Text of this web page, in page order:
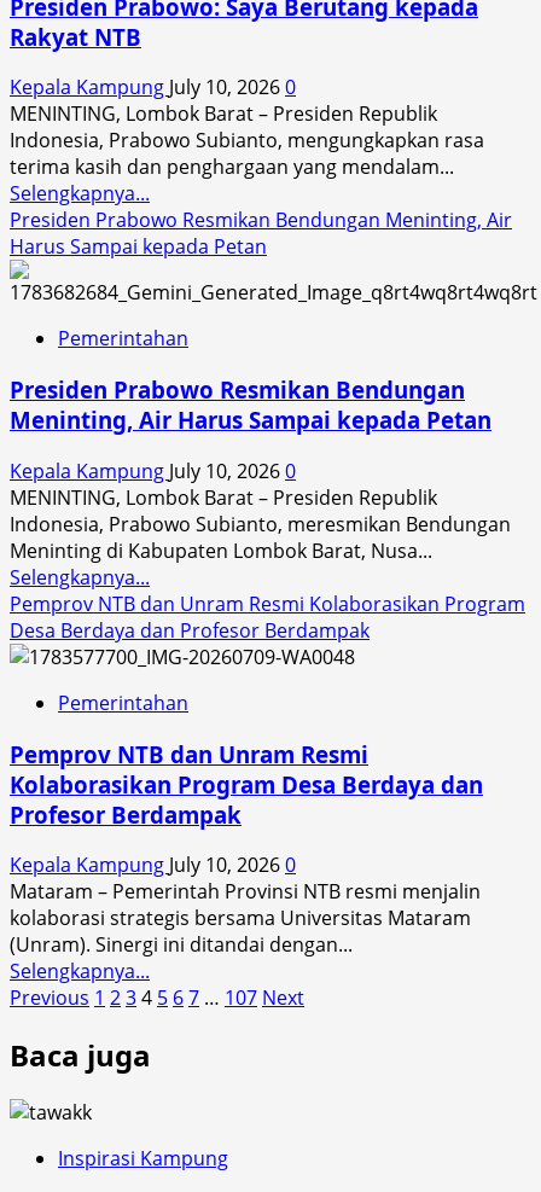
Berpihak
Presiden Prabowo: Saya Berutang kepada
Rakyat NTB
Kepala Kampung July 10, 20260
MENINTING, Lombok Barat – Presiden Republik
Indonesia, Prabowo Subianto, mengungkapkan rasa
terima kasih dan penghargaan yang mendalam...
Selengkapnya...
more
about
Prabowo:
Saya
Berutang
kepada
Rakyat
NTB
Presiden Prabowo Resmikan Bendungan Meninting, Air
Harus Sampai kepada Petan
Pemerintahan
Presiden Prabowo Resmikan Bendungan
Meninting, Air Harus Sampai kepada Petan
Kepala Kampung July 10, 20260
MENINTING, Lombok Barat – Presiden Republik
Indonesia, Prabowo Subianto, meresmikan Bendungan
Meninting di Kabupaten Lombok Barat, Nusa...
Selengkapnya...
more
about
Presiden
Resmikan
Meninting,
Air
Harus
kepada
Petan
Pemprov NTB dan Unram Resmi Kolaborasikan Program
Desa Berdaya dan Profesor Berdampak
Pemerintahan
Pemprov NTB dan Unram Resmi
Kolaborasikan Program Desa Berdaya dan
Profesor Berdampak
Kepala Kampung July 10, 20260
Mataram – Pemerintah Provinsi NTB resmi menjalin
kolaborasi strategis bersama Universitas Mataram
(Unram). Sinergi ini ditandai dengan...
Selengkapnya...
more
Resmi
Posts
pagination
Previous 1 234 5 67 … 107 Next
Baca juga
Inspirasi Kampung